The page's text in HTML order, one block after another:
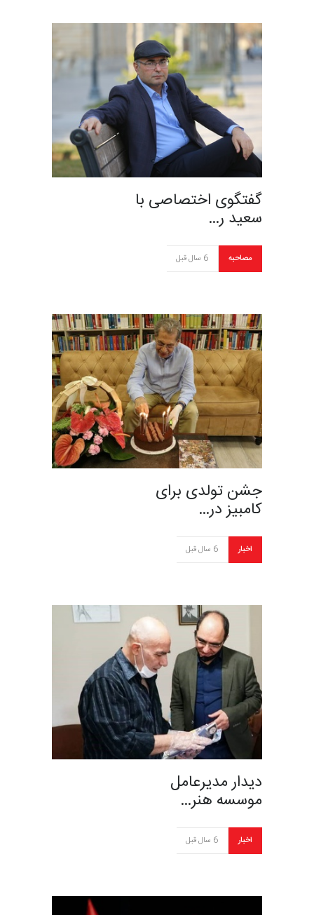
گفتگوی اختصاصی با
سعید ر…
مصاحبه 6 سال قبل
جشن تولدی برای
کامبیز در…
اخبار 6 سال قبل
دیدار مدیرعامل
موسسه هنر…
اخبار 6 سال قبل